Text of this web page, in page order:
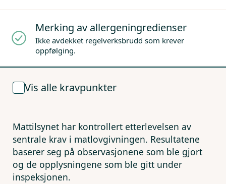
Merking av allergeningredienser
Ikke avdekket regelverksbrudd som krever
oppfølging.
Vis alle kravpunkter
Mattilsynet har kontrollert etterlevelsen av
sentrale krav i matlovgivningen. Resultatene
baserer seg på observasjonene som ble gjort
og de opplysningene som ble gitt under
inspeksjonen.